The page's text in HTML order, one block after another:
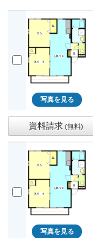
写真を見る
資料請求 (無料)
写真を見る